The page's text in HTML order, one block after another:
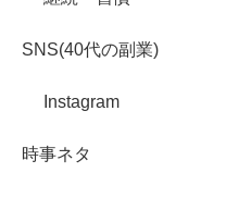
SNS(40代の副業)
Instagram
時事ネタ